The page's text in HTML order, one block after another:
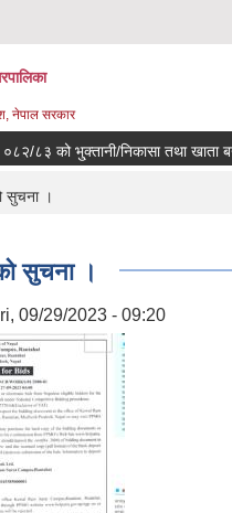
नेपाल सरकार
८३ को भु्क्तानी/निकासा तथा खाता बन्द
सुचना ।
सुचना ।
09/29/2023 - 09:20